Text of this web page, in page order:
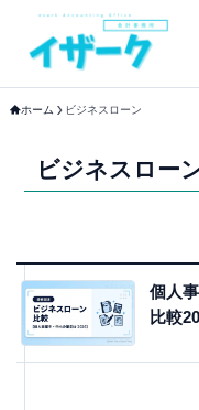
ホーム ビジネスローン
ビジネスロー
個人
比較